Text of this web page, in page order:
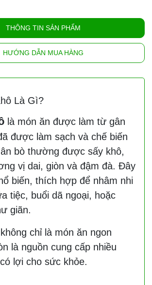
THÔNG TIN SẢN PHẨM
HƯỚNG DẪN MUA HÀNG
Là Gì?
là món ăn được làm từ gân
được làm sạch và chế biến
bò thường được sấy khô,
vị dai, giòn và đậm đà. Đây
biến, thích hợp để nhâm nhi
tiệc, buổi dã ngoại, hoặc
giãn.
chỉ là món ăn ngon
là nguồn cung cấp nhiều
lợi cho sức khỏe.